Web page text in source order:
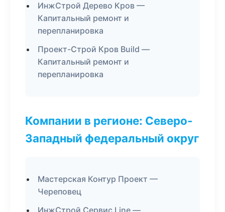
ИнжСтрой Дерево Кров —
Капитальный ремонт и
перепланировка
Проект-Строй Кров Build —
Капитальный ремонт и
перепланировка
Компании в регионе: Северо-
Западный федеральный округ
Мастерская Контур Проект —
Череповец
ИнжСтрой Сервис Line —